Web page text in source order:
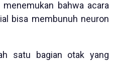
bahwa acara
bisa membunuh neuron
satu bagian otak yang